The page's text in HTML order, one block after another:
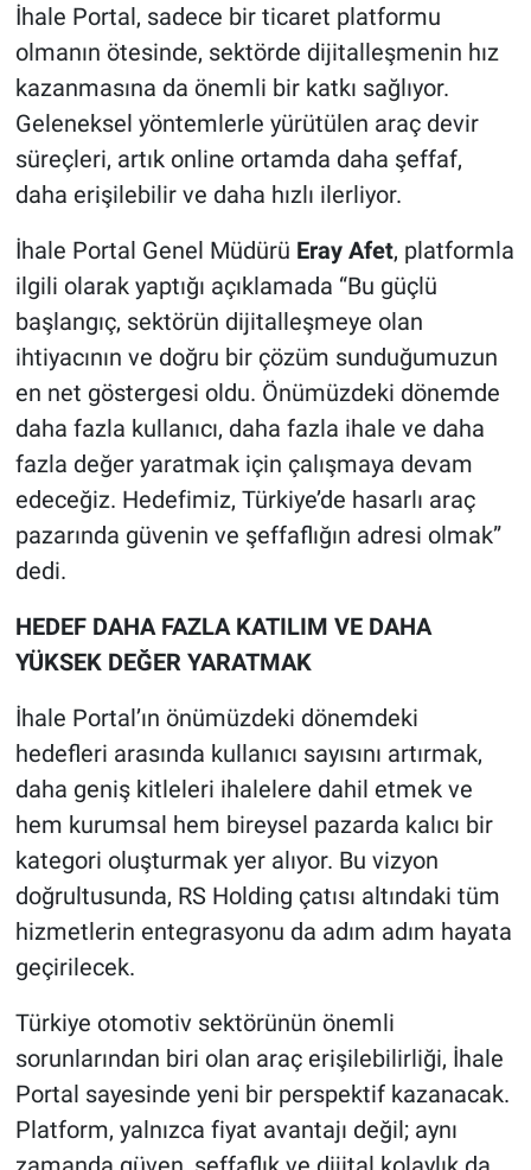
İhale Portal, sadece bir ticaret platformu
olmanın ötesinde, sektörde dijitalleşmenin hız
kazanmasına da önemli bir katkı sağlıyor.
Geleneksel yöntemlerle yürütülen araç devir
süreçleri, artık online ortamda daha şeffaf,
daha erişilebilir ve daha hızlı ilerliyor.
İhale Portal Genel Müdürü Eray Afet, platformla
ilgili olarak yaptığı açıklamada “Bu güçlü
başlangıç, sektörün dijitalleşmeye olan
ihtiyacının ve doğru bir çözüm sunduğumuzun
en net göstergesi oldu. Önümüzdeki dönemde
daha fazla kullanıcı, daha fazla ihale ve daha
fazla değer yaratmak için çalışmaya devam
edeceğiz. Hedefimiz, Türkiye’de hasarlı araç
pazarında güvenin ve şeffaflığın adresi olmak”
dedi.
HEDEF DAHA FAZLA KATILIM VE DAHA
YÜKSEK DEĞER YARATMAK
İhale Portal’ın önümüzdeki dönemdeki
hedefleri arasında kullanıcı sayısını artırmak,
daha geniş kitleleri ihalelere dahil etmek ve
hem kurumsal hem bireysel pazarda kalıcı bir
kategori oluşturmak yer alıyor. Bu vizyon
doğrultusunda, RS Holding çatısı altındaki tüm
hizmetlerin entegrasyonu da adım adım hayata
geçirilecek.
Türkiye otomotiv sektörünün önemli
sorunlarından biri olan araç erişilebilirliği, İhale
Portal sayesinde yeni bir perspektif kazanacak.
Platform, yalnızca fiyat avantajı değil; aynı